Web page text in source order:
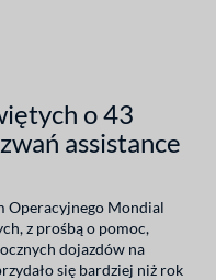
o 43
assistance
Operacyjnego Mondial
z prośbą o pomoc,
dojazdów na
się bardziej niż rok